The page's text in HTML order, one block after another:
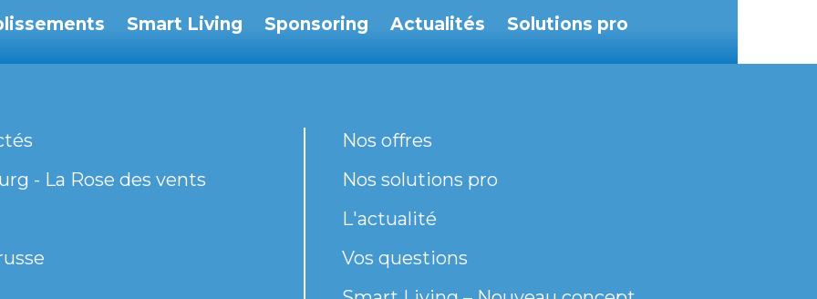
Smart Living Sponsoring Actualités Solutions pro
- La Rose des vents
Nos offres
Nos solutions pro
L'actualité
Vos questions